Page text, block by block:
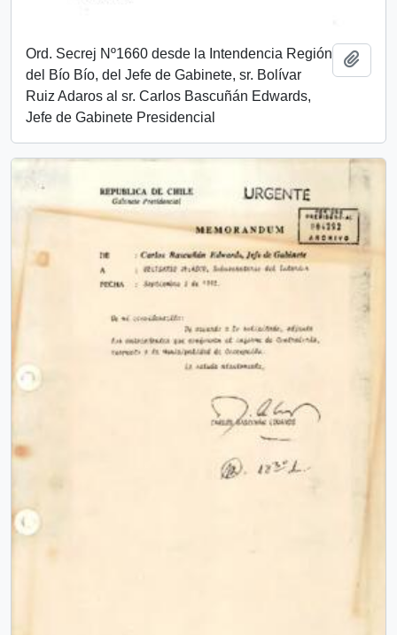
Ord. Secrej Nº1660 desde la Intendencia Región
del Bío Bío, del Jefe de Gabinete, sr. Bolívar
Ruiz Adaros al sr. Carlos Bascuñán Edwards,
Jefe de Gabinete Presidencial